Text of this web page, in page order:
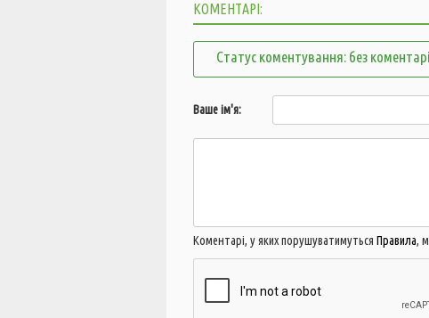
КОМЕНТАРІ:
Статус коментування: без
Ваше ім'я:
Коментарі, у яких порушуватимуться Правила,